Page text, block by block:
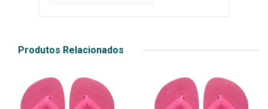
Produtos Relacionados